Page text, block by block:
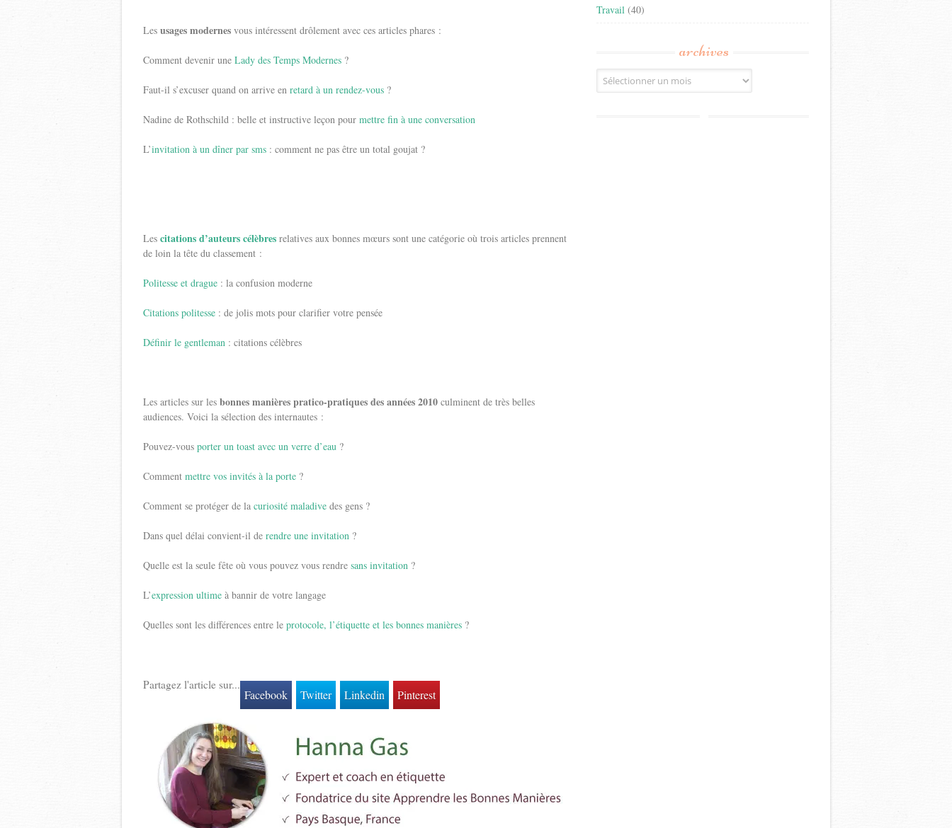
Les usages modernes vous intéressent drôlement avec ces articles phares :
Comment devenir une Lady des Temps Modernes ?
Faut-il s’excuser quand on arrive en retard à un rendez-vous ?
Nadine de Rothschild : belle et instructive leçon pour mettre fin à une conversation
L’invitation à un dîner par sms : comment ne pas être un total goujat ?
Les citations d’auteurs célèbres relatives aux bonnes mœurs sont une catégorie où trois articles prennent
de loin la tête du classement :
Politesse et drague : la confusion moderne
Citations politesse : de jolis mots pour clarifier votre pensée
Définir le gentleman : citations célèbres
Les articles sur les bonnes manières pratico-pratiques des années 2010 culminent de très belles
audiences. Voici la sélection des internautes :
Pouvez-vous porter un toast avec un verre d’eau ?
Comment mettre vos invités à la porte ?
Comment se protéger de la curiosité maladive des gens ?
Dans quel délai convient-il de rendre une invitation ?
Quelle est la seule fête où vous pouvez vous rendre sans invitation ?
L’expression ultime à bannir de votre langage
Quelles sont les différences entre le protocole, l’étiquette et les bonnes manières ?
Partagez l'article sur...
Facebook Twitter Linkedin Pinterest
Travail (40)
archives
Archives